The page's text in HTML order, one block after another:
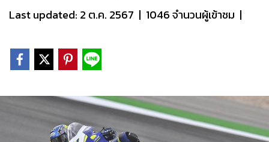
Last updated: 2 ต.ค. 2567 | 1046 จำนวนผู้เข้าชม |